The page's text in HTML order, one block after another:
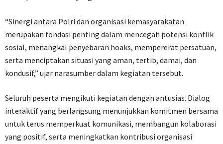
“Sinergi antara Polri dan organisasi kemasyarakatan
merupakan fondasi penting dalam mencegah potensi konflik
sosial, menangkal penyebaran hoaks, mempererat persatuan,
serta menciptakan situasi yang aman, tertib, damai, dan
kondusif,” ujar narasumber dalam kegiatan tersebut.
Seluruh peserta mengikuti kegiatan dengan antusias. Dialog
interaktif yang berlangsung menunjukkan komitmen bersama
untuk terus memperkuat komunikasi, membangun kolaborasi
yang positif, serta meningkatkan kontribusi organisasi